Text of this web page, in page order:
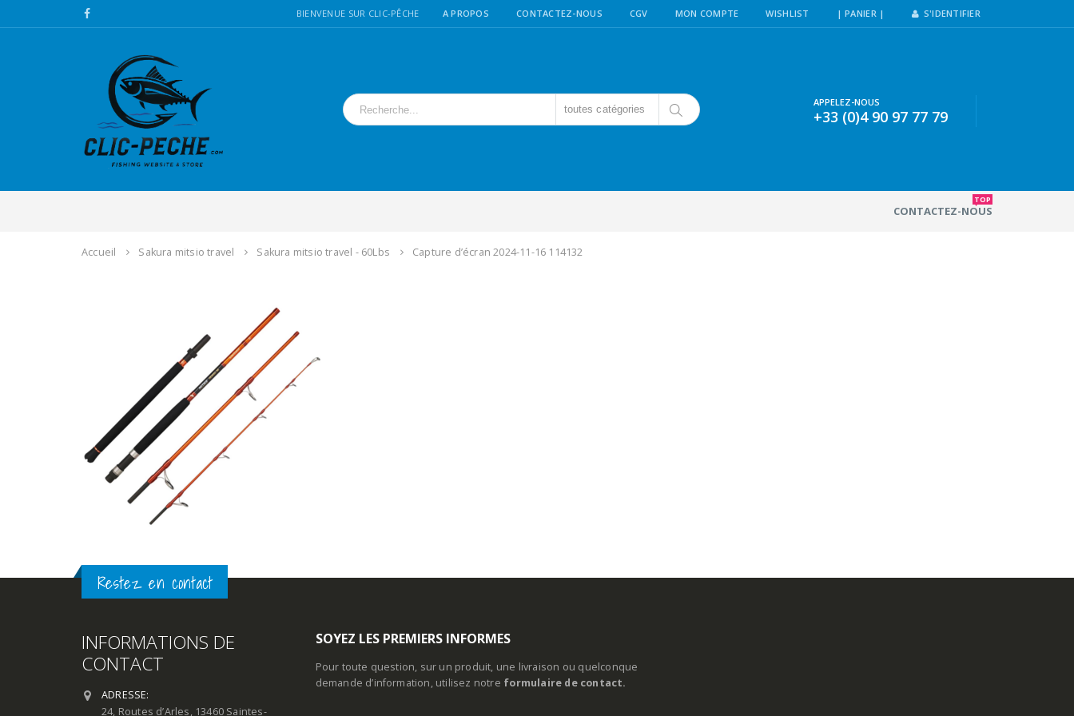
BIENVENUE SUR CLIC-PÊCHE A PROPOS CONTACTEZ-NOUS CGV MON COMPTE WISHLIST | PANIER | S'IDENTIFIER
toutes catégories
APPELEZ-NOUS
+33 (0)4 90 97 77 79
CONTACTEZ-NOUS
TOP
Accueil Sakura mitsio travel Sakura mitsio travel - 60Lbs Capture d’écran 2024-11-16 114132
Restez en contact
INFORMATIONS DE
CONTACT
ADRESSE:
24, Routes d’Arles, 13460 Saintes-
SOYEZ LES PREMIERS INFORMES
Pour toute question, sur un produit, une livraison ou quelconque
demande d’information, utilisez notre formulaire de contact.